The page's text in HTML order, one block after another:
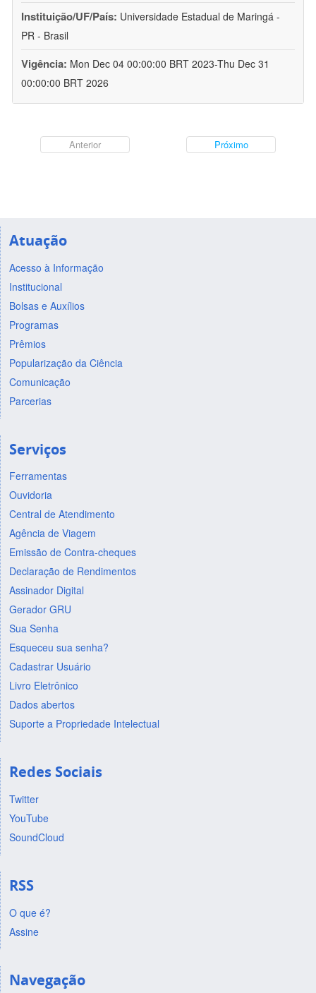
Instituição/UF/País: Universidade Estadual de Maringá -
PR - Brasil
Vigência: Mon Dec 04 00:00:00 BRT 2023-Thu Dec 31
00:00:00 BRT 2026
Anterior Próximo
Atuação
Acesso à Informação
Institucional
Bolsas e Auxílios
Programas
Prêmios
Popularização da Ciência
Comunicação
Parcerias
Serviços
Ferramentas
Ouvidoria
Central de Atendimento
Agência de Viagem
Emissão de Contra-cheques
Declaração de Rendimentos
Assinador Digital
Gerador GRU
Sua Senha
Esqueceu sua senha?
Cadastrar Usuário
Livro Eletrônico
Dados abertos
Suporte a Propriedade Intelectual
Redes Sociais
Twitter
YouTube
SoundCloud
RSS
O que é?
Assine
Navegação